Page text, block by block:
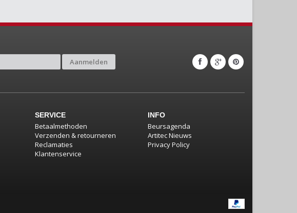
Aanmelden
SERVICE
Betaalmethoden
Verzenden & retourneren
Reclamaties
Klantenservice
INFO
Beursagenda
Artitec Nieuws
Privacy Policy